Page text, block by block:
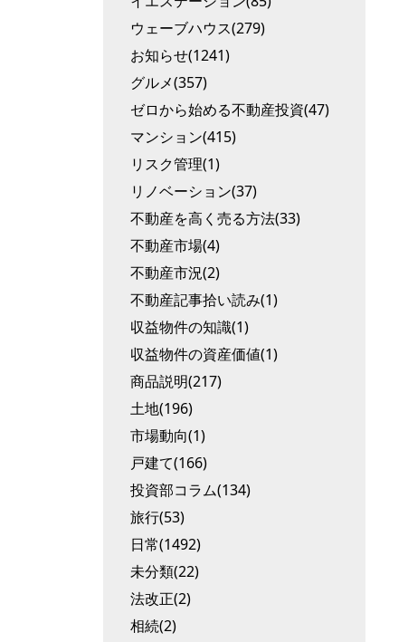
ウェーブハウス(279)
お知らせ(1241)
グルメ(357)
ゼロから始める不動産投資(47)
マンション(415)
リスク管理(1)
リノベーション(37)
不動産を高く売る方法(33)
不動産市場(4)
不動産市況(2)
不動産記事拾い読み(1)
収益物件の知識(1)
収益物件の資産価値(1)
商品説明(217)
土地(196)
市場動向(1)
戸建て(166)
投資部コラム(134)
旅行(53)
日常(1492)
未分類(22)
法改正(2)
相続(2)